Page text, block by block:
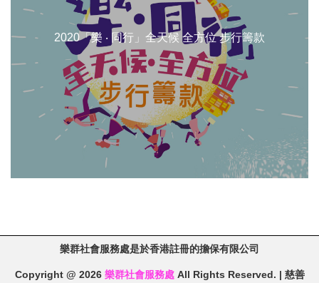
2020「樂 ‧ 同行」全天候 全方位 步行籌款
樂群社會服務處是於香港註冊的擔保有限公司
Copyright @ 2026 樂群社會服務處All Rights Reserved. | 慈善